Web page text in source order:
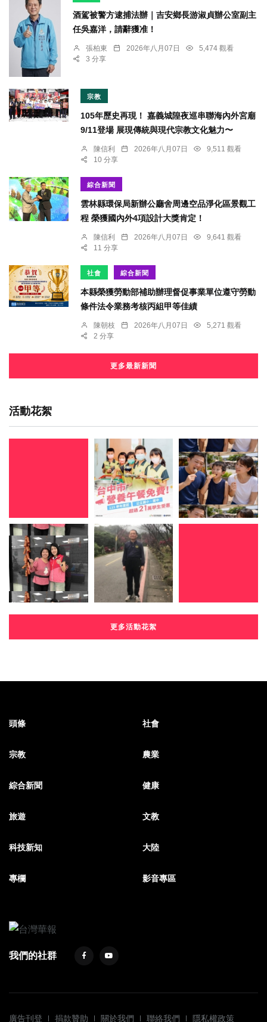
酒駕被警方逮捕法辦｜吉安鄉長游淑貞辦公室副主
任吳嘉洋，請辭獲准！
張柏東 2026年八月07日
5,474 觀看
3 分享
宗教
105年歷史再現！ 嘉義城隍夜巡串聯海內外宮廟
9/11登場 展現傳統與現代宗教文化魅力〜
陳信利 2026年八月07日
9,511 觀看
10 分享
綜合新聞
雲林縣環保局新辦公廳舍周邊空品淨化區景觀工
程 榮獲國內外4項設計大獎肯定！
陳信利 2026年八月07日
9,641 觀看
11 分享
社會 綜合新聞
本縣榮獲勞動部補助辦理督促事業單位遵守勞動
條件法令業務考核丙組甲等佳績
陳朝枝 2026年八月07日
5,271 觀看
2 分享
更多最新新聞
活動花絮
更多活動花絮
頭條 社會
宗教 農業
綜合新聞 健康
旅遊 文教
科技新知 大陸
專欄 影音專區
我們的社群
廣告刊登 捐款贊助 關於我們 聯絡我們 隱私權政策